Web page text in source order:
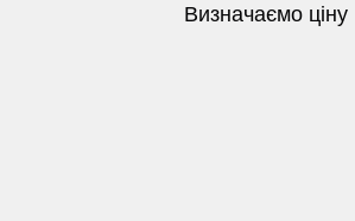
Визначаємо ціну